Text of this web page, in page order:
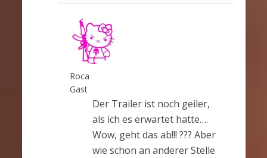
Roca
Gast
Der Trailer ist noch geiler,
als ich es erwartet hatte….
Wow, geht das ab!!! ??? Aber
wie schon an anderer Stelle